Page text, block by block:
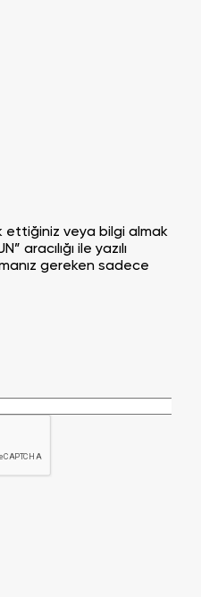
ettiğiniz veya bilgi almak
aracılığı ile yazılı
gereken sadece